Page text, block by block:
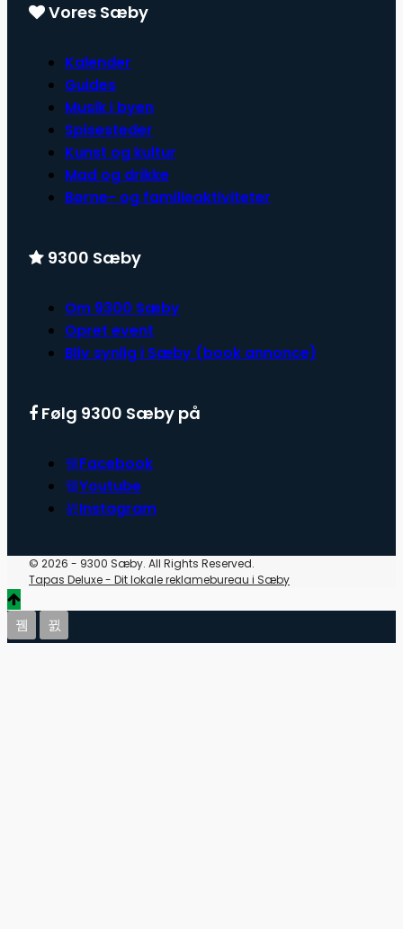
Vores Sæby
Kalender
Guides
Musik i byen
Spisesteder
Kunst og kultur
Mad og drikke
Børne- og familieaktiviteter
9300 Sæby
Om 9300 Sæby
Opret event
Bliv synlig i Sæby (book annonce)
Følg 9300 Sæby på
Facebook
Youtube
Instagram
© 2026 - 9300 Sæby. All Rights Reserved.
Tapas Deluxe - Dit lokale reklamebureau i Sæby